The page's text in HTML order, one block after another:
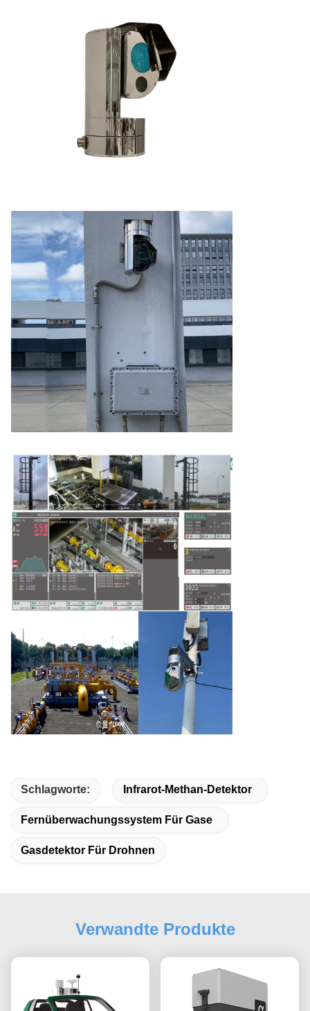
Schlagworte: Infrarot-Methan-Detektor
Fernüberwachungssystem Für Gase
Gasdetektor Für Drohnen
Verwandte Produkte